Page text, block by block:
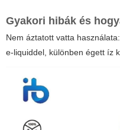
Gyakori hibák és
Nem áztatott vatta
e-liquiddel, különben égett íz